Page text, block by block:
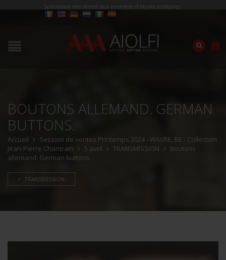
Spécialiste des ventes aux enchères d'objets militaires
BOUTONS ALLEMAND. GERMAN
BUTTONS.
Accueil
Session de ventes Printemps 2024 - WAVRE, BE - Collection
Jean-Pierre Chantrain
5 avril TRANSMISSION
Boutons
allemand. German buttons.
TRANSMISSION